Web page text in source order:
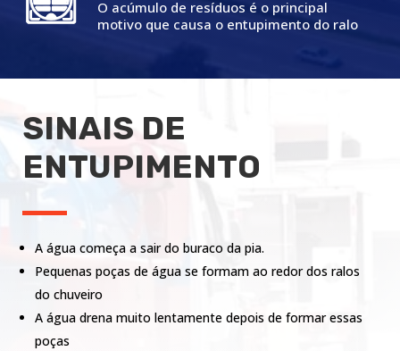
O acúmulo de resíduos é o principal
motivo que causa o entupimento do ralo
SINAIS DE
ENTUPIMENTO
A água começa a sair do buraco da pia.
Pequenas poças de água se formam ao redor dos ralos
do chuveiro
A água drena muito lentamente depois de formar essas
poças